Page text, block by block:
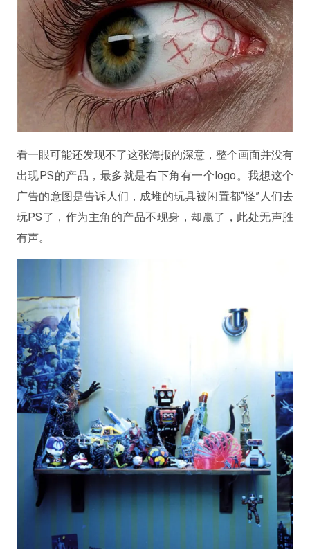
看一眼可能还发现不了这张海报的深意，整个画面并没有
出现PS的产品，最多就是右下角有一个logo。我想这个
广告的意图是告诉人们，成堆的玩具被闲置都“怪”人们去
玩PS了，作为主角的产品不现身，却赢了，此处无声胜
有声。